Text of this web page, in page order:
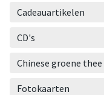
Cadeauartikelen
CD's
Chinese groene thee
Fotokaarten